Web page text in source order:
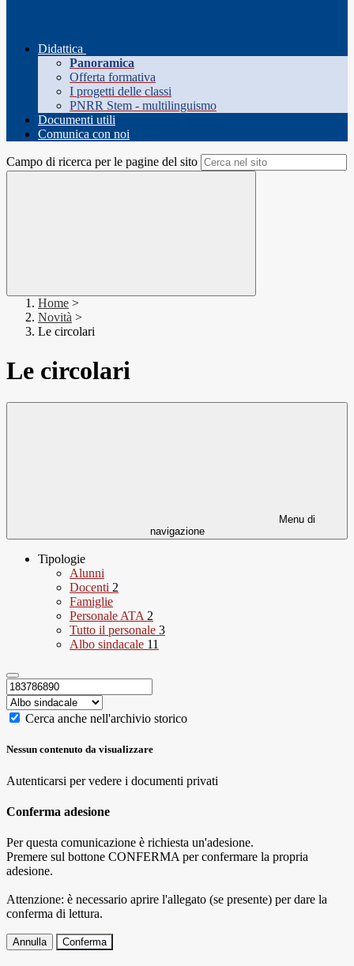
Didattica
Panoramica
Offerta formativa
I progetti delle classi
PNRR Stem - multilinguismo
Documenti utili
Comunica con noi
Campo di ricerca per le pagine del sito
Home >
Novità >
Le circolari
Le circolari
Menu di
navigazione
Tipologie
Alunni
Docenti 2
Famiglie
Personale ATA 2
Tutto il personale 3
Albo sindacale 11
Cerca anche nell'archivio storico
Nessun contenuto da visualizzare
Autenticarsi per vedere i documenti privati
Conferma adesione
Per questa comunicazione è richiesta un'adesione.
Premere sul bottone CONFERMA per confermare la propria
adesione.
Attenzione: è necessario aprire l'allegato (se presente) per dare la
conferma di lettura.
Annulla Conferma